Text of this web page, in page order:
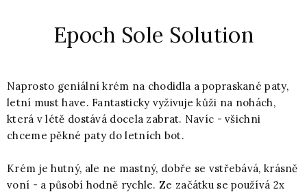
Epoch Sole Solution
Naprosto geniální krém na chodidla a popraskané paty,
letní must have. Fantasticky vyživuje kůži na nohách,
která v létě dostává docela zabrat. Navíc - všichni
chceme pěkné paty do letních bot.
Krém je hutný, ale ne mastný, dobře se vstřebává, krásně
voní - a působí hodně rychle. Ze začátku se používá 2x